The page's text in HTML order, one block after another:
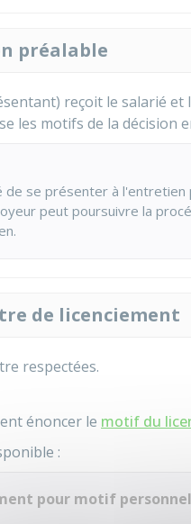
préalable
reçoit le salarié et
les motifs de la décision
de se présenter à l'entretien
peut poursuivre la
de licenciement
respectées.
énoncer le motif du
:
pour motif